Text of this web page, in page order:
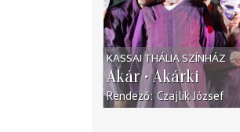
KASSAI THÁLIA SZÍNHÁZ
Akár • Akárki
Rendező Czajlik József